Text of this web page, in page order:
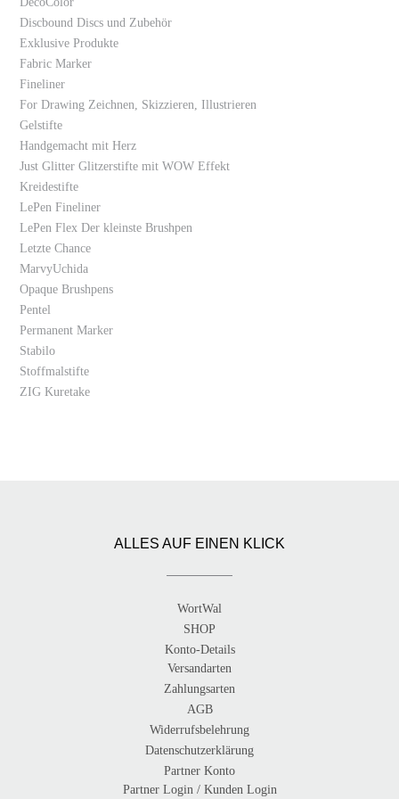
Discbound Discs und Zubehör
Exklusive Produkte
Fabric Marker
Fineliner
For Drawing Zeichnen, Skizzieren, Illustrieren
Gelstifte
Handgemacht mit Herz
Just Glitter Glitzerstifte mit WOW Effekt
Kreidestifte
LePen Fineliner
LePen Flex Der kleinste Brushpen
Letzte Chance
MarvyUchida
Opaque Brushpens
Pentel
Permanent Marker
Stabilo
Stoffmalstifte
ZIG Kuretake
ALLES AUF EINEN KLICK
WortWal
SHOP
Konto-Details
Versandarten
Zahlungsarten
AGB
Widerrufsbelehrung
Datenschutzerklärung
Partner Konto
Partner Login / Kunden Login